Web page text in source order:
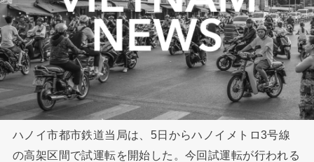
ハノイ市都市鉄道当局は、5日からハノイメトロ3号線
の高架区間で試運転を開始した。今回試運転が行われる